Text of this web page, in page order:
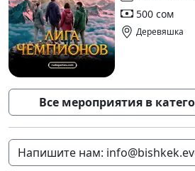
500 сом
Деревяшка
Все мероприятия в
Напишите нам: